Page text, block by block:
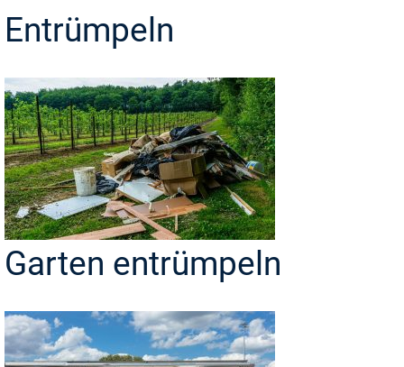
Entrümpeln
Garten entrümpeln